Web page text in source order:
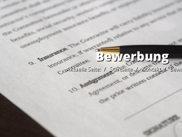
Bewerbung
Aktuelle Seite: Startseite Kontakt